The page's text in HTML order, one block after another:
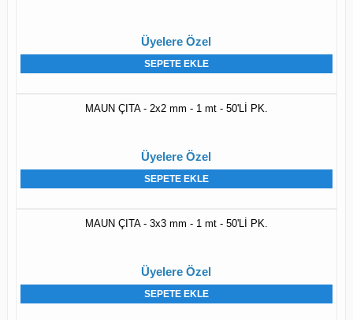
Üyelere Özel
SEPETE EKLE
MAUN ÇITA - 2x2 mm - 1 mt - 50'Lİ PK.
Üyelere Özel
SEPETE EKLE
MAUN ÇITA - 3x3 mm - 1 mt - 50'Lİ PK.
Üyelere Özel
SEPETE EKLE